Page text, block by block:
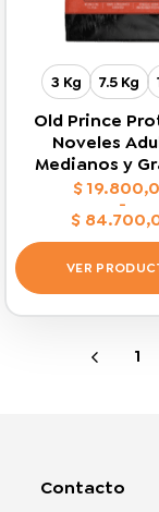
la
de
3 Kg 7.5 Kg
Old Prince
Noveles
Medianos y
$
-
$
Rango
de
$
$
VER
tiene
1
Contacto